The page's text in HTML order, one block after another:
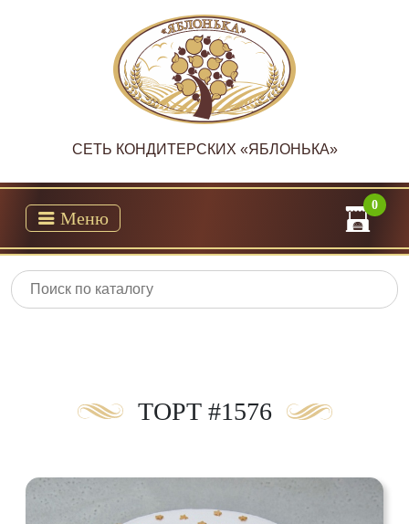
CЕТЬ КОНДИТЕРСКИХ «ЯБЛОНЬКА»
Меню
0
ТОРТ #1576